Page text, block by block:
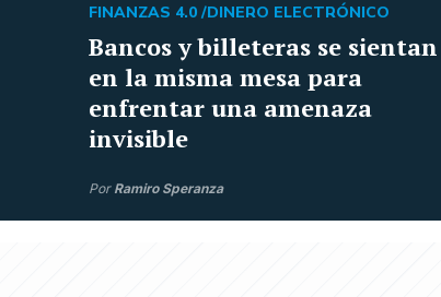
Bancos y billeteras se sientan
en la misma mesa para
enfrentar una amenaza
invisible
FINANZAS 4.0 /DINERO ELECTRÓNICO
Por Ramiro Speranza